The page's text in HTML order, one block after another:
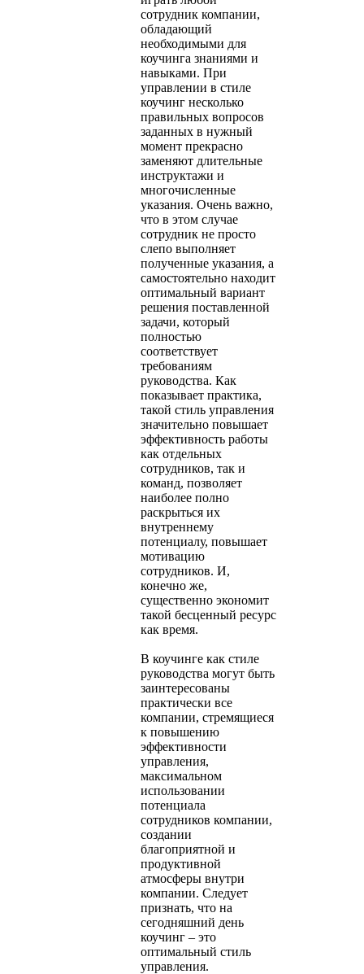
сотрудник компании,
обладающий
необходимыми для
коучинга знаниями и
навыками. При
управлении в стиле
коучинг несколько
правильных вопросов
заданных в нужный
момент прекрасно
заменяют длительные
инструктажи и
многочисленные
указания. Очень важно,
что в этом случае
сотрудник не просто
слепо выполняет
полученные указания, а
самостоятельно находит
оптимальный вариант
решения поставленной
задачи, который
полностью
соответствует
требованиям
руководства. Как
показывает практика,
такой стиль управления
значительно повышает
эффективность работы
как отдельных
сотрудников, так и
команд, позволяет
наиболее полно
раскрыться их
внутреннему
потенциалу, повышает
мотивацию
сотрудников. И,
конечно же,
существенно экономит
такой бесценный ресурс
как время.
В коучинге как стиле
руководства могут быть
заинтересованы
практически все
компании, стремящиеся
к повышению
эффективности
управления,
максимальном
использовании
потенциала
сотрудников компании,
создании
благоприятной и
продуктивной
атмосферы внутри
компании. Следует
признать, что на
сегодняшний день
коучинг – это
оптимальный стиль
управления.